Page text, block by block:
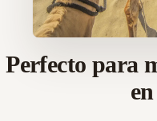
Perfecto para